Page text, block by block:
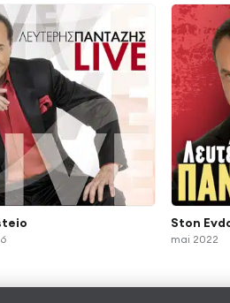
Ston
mai 2022